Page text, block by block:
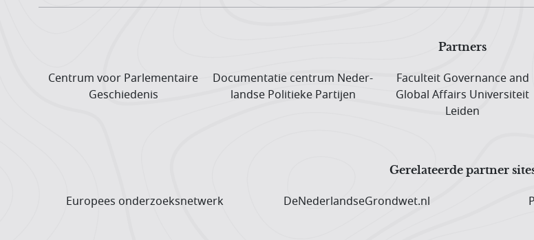
Partners
Centrum voor Parlementaire
Geschiedenis
Documentatie centrum Neder­
landse Politieke Partijen
Faculteit Governance and
Global Affairs Universiteit
Leiden
Gerelateerde partner
Europees onderzoeks­netwerk DeNederlandseGrondwet.nl